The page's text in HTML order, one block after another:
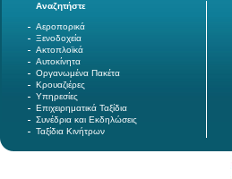
Αναζητήστε
Αεροπορικά
Ξενοδοχεία
Ακτοπλοϊκά
Αυτοκίνητα
Οργανωμένα Πακέτα
Κρουαζιέρες
Υπηρεσίες
Επιχειρηματικά Ταξίδια
Συνέδρια και Εκδηλώσεις
Ταξίδια Κινήτρων